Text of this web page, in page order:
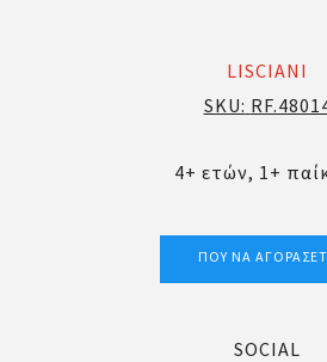
LISCIANI
SKU:
4+ ετών, 1+
ΠΟΎ ΝΑ
SOCIAL